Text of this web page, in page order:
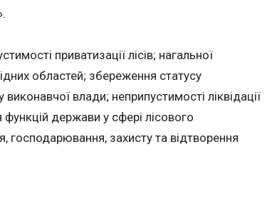
приватизації лісів; нагальної
областей; збереження статусу
влади; неприпустимості ліквідації
функцій держави у сфері лісового
господарювання, захисту та відтворення